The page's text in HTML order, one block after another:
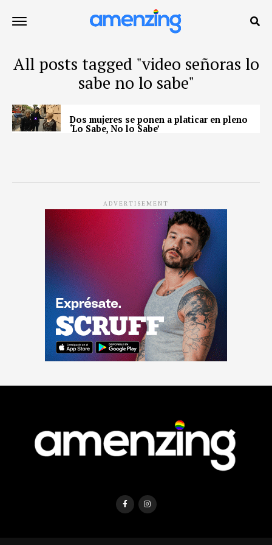
All posts tagged "video señoras lo
sabe no lo sabe"
Dos mujeres se ponen a platicar en pleno
‘Lo Sabe, No lo Sabe’
ADVERTISEMENT